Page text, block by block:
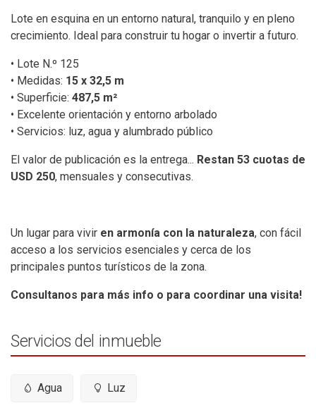
Lote en esquina en un entorno natural, tranquilo y en pleno
crecimiento. Ideal para construir tu hogar o invertir a futuro.
• Lote N.º 125
• Medidas: 15 x 32,5 m
• Superficie: 487,5 m²
• Excelente orientación y entorno arbolado
• Servicios: luz, agua y alumbrado público
El valor de publicación es la entrega... Restan 53 cuotas de
USD 250, mensuales y consecutivas.
Un lugar para vivir en armonía con la naturaleza, con fácil
acceso a los servicios esenciales y cerca de los
principales puntos turísticos de la zona.
Consultanos para más info o para coordinar una visita!
Servicios del inmueble
Agua Luz